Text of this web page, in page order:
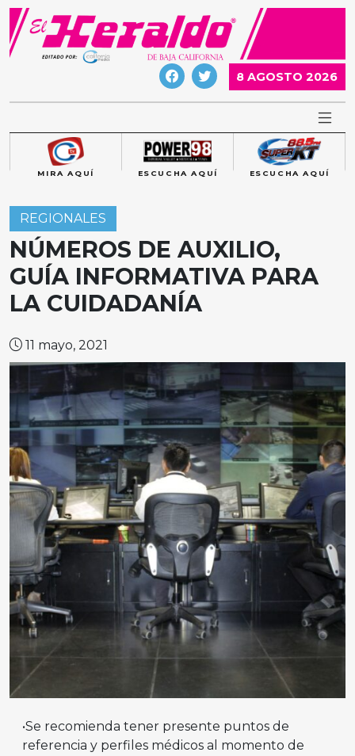
Skip
content
8 AGOSTO 2026
MIRA AQUÍ ESCUCHA AQUÍ ESCUCHA AQUÍ
REGIONALES
NÚMEROS DE AUXILIO,
GUÍA INFORMATIVA PARA
LA CUIDADANÍA
11 mayo, 2021
•Se recomienda tener presente puntos de
referencia y perfiles médicos al momento de